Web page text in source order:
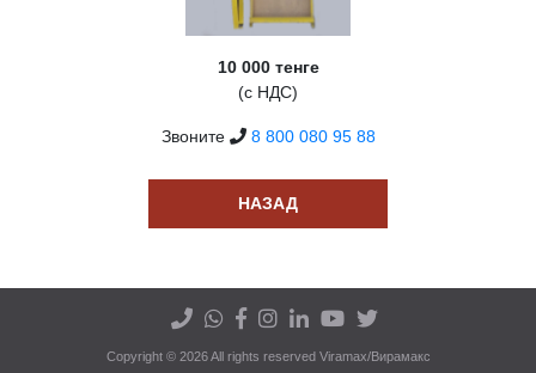
10 000 тенге
(с НДС)
Звоните 8 800 080 95 88
НАЗАД
Copyright © 2026 All rights reserved Viramax/Вирамакс